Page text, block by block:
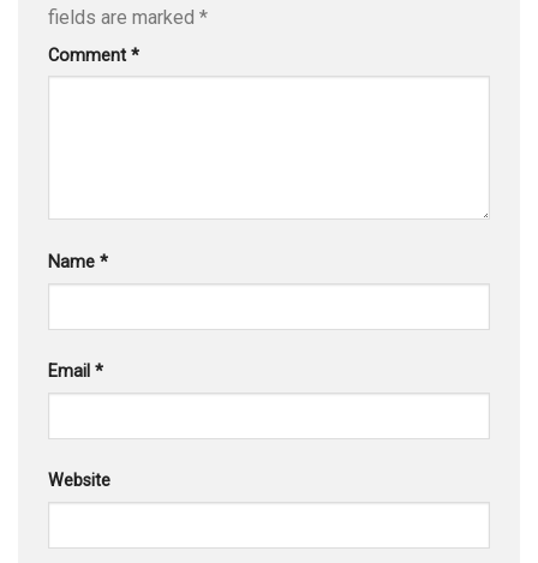
fields are marked *
Comment *
Name *
Email *
Website